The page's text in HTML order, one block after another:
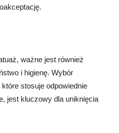
ważne jest również
i higienę. Wybór
stosuje odpowiednie
jest kluczowy dla uniknięcia